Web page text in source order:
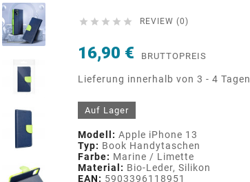
     REVIEW (0)
16,90 € BRUTTOPREIS
Lieferung innerhalb von 3 - 4 Tagen
Auf Lager
Modell: Apple iPhone 13
Typ: Book Handytaschen
Farbe: Marine / Limette
Material: Bio-Leder, Silikon
EAN: 5903396118951